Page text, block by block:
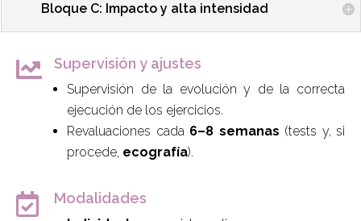
Bloque C: Impacto y alta intensidad
 Supervisión y ajustes
Supervisión de la evolución y de la correcta
ejecución de los ejercicios.
Revaluaciones cada 6–8 semanas (tests y, si
procede, ecografía).
 Modalidades